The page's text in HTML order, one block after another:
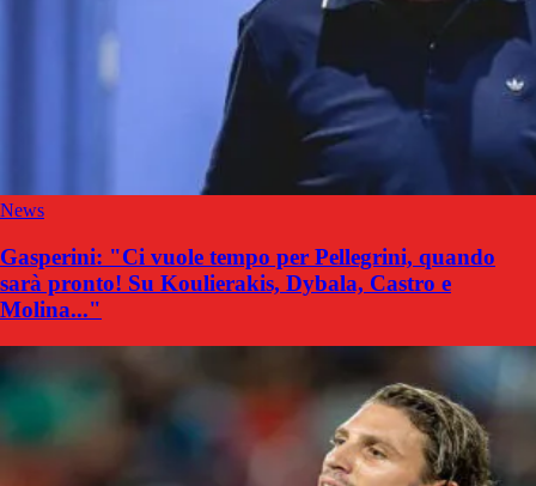
News
Gasperini: "Ci vuole tempo per Pellegrini, quando
sarà pronto! Su Koulierakis, Dybala, Castro e
Molina..."